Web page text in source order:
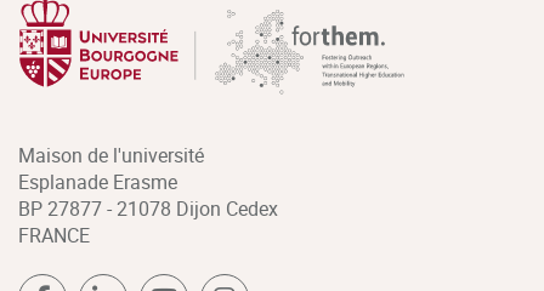
Maison de l'université
Esplanade Erasme
BP 27877 - 21078 Dijon Cedex
FRANCE